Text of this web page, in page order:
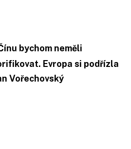
bychom neměli
Evropa si podřízla
Vořechovský